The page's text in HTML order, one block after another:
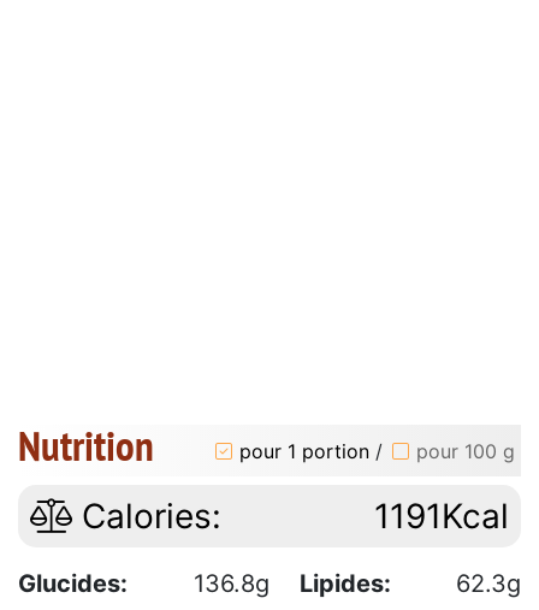
Nutrition pour 1 portion / pour 100 g
Calories: 1191Kcal
Glucides: 136.8g Lipides:
62.3g